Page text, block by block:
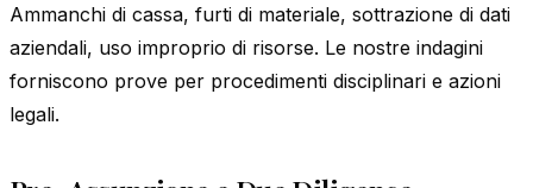
Ammanchi di cassa, furti di materiale, sottrazione di dati
aziendali, uso improprio di risorse. Le nostre indagini
forniscono prove per procedimenti disciplinari e azioni
legali.